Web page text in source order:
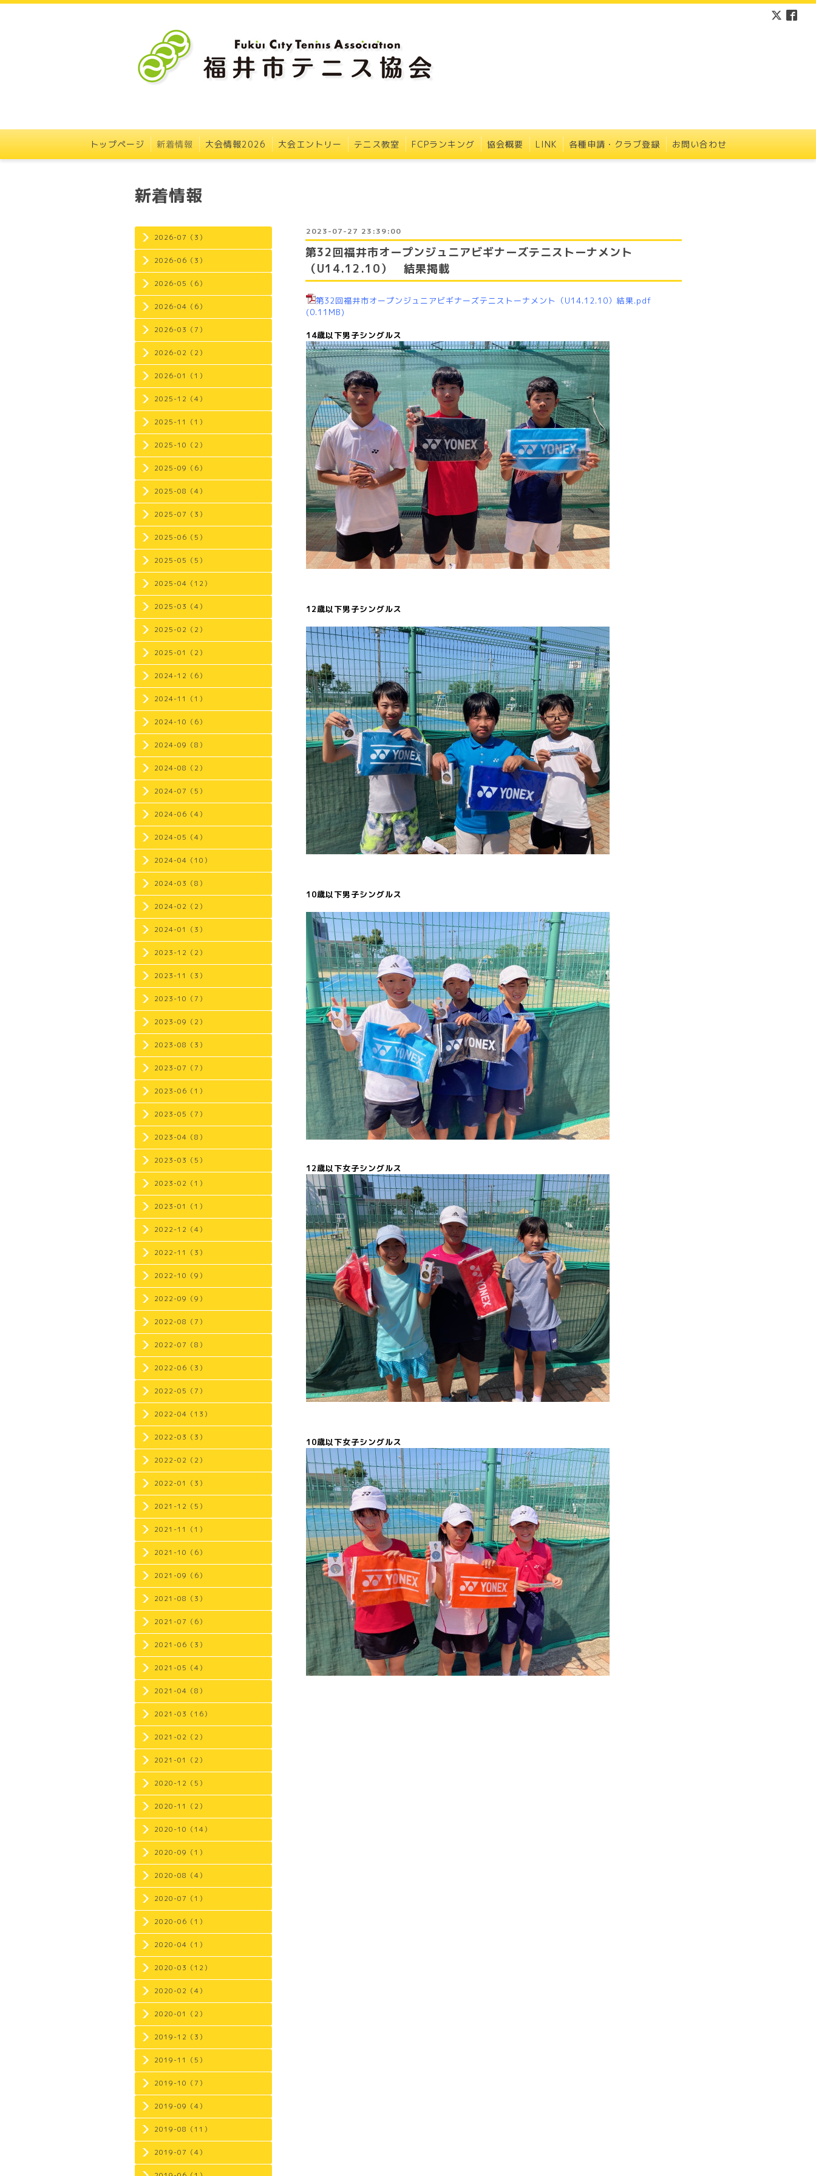
トップページ 新着情報 大会情報2026 大会エントリー テニス教室 FCPランキング 協会概要 LINK 各種申請・クラブ登録 お問い合わせ
2026-07（3）
2026-06（3）
2026-05（6）
2026-04（6）
2026-03（7）
2026-02（2）
2026-01（1）
2025-12（4）
2025-11（1）
2025-10（2）
2025-09（6）
2025-08（4）
2025-07（3）
2025-06（5）
2025-05（5）
2025-04（12）
2025-03（4）
2025-02（2）
2025-01（2）
2024-12（6）
2024-11（1）
2024-10（6）
2024-09（8）
2024-08（2）
2024-07（5）
2024-06（4）
2024-05（4）
2024-04（10）
2024-03（8）
2024-02（2）
2024-01（3）
2023-12（2）
2023-11（3）
2023-10（7）
2023-09（2）
2023-08（3）
2023-07（7）
2023-06（1）
2023-05（7）
2023-04（8）
2023-03（5）
2023-02（1）
2023-01（1）
2022-12（4）
2022-11（3）
2022-10（9）
2022-09（9）
2022-08（7）
2022-07（8）
2022-06（3）
2022-05（7）
2022-04（13）
2022-03（3）
2022-02（2）
2022-01（3）
2021-12（5）
2021-11（1）
2021-10（6）
2021-09（6）
2021-08（3）
2021-07（6）
2021-06（3）
2021-05（4）
2021-04（8）
2021-03（16）
2021-02（2）
2021-01（2）
2020-12（5）
2020-11（2）
2020-10（14）
2020-09（1）
2020-08（4）
2020-07（1）
2020-06（1）
2020-04（1）
2020-03（12）
2020-02（4）
2020-01（2）
2019-12（3）
2019-11（5）
2019-10（7）
2019-09（4）
2019-08（11）
2019-07（4）
新着情報
2023-07-27 23:39:00
第32回福井市オープンジュニアビギナーズテニストーナメント
（U14.12.10） 結果掲載
第32回福井市オープンジュニアビギナーズテニストーナメント（U14.12.10）結果.pdf
(0.11MB)
14歳以下男子シングルス
12歳以下男子シングルス
10歳以下男子シングルス
12歳以下女子シングルス
10歳以下女子シングルス